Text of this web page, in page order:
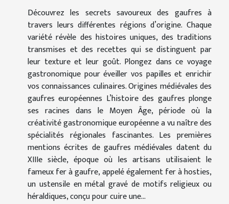
Découvrez les secrets savoureux des gaufres à
travers leurs différentes régions d’origine. Chaque
variété révèle des histoires uniques, des traditions
transmises et des recettes qui se distinguent par
leur texture et leur goût. Plongez dans ce voyage
gastronomique pour éveiller vos papilles et enrichir
vos connaissances culinaires. Origines médiévales des
gaufres européennes L’histoire des gaufres plonge
ses racines dans le Moyen Âge, période où la
créativité gastronomique européenne a vu naître des
spécialités régionales fascinantes. Les premières
mentions écrites de gaufres médiévales datent du
XIIIe siècle, époque où les artisans utilisaient le
fameux fer à gaufre, appelé également fer à hosties,
un ustensile en métal gravé de motifs religieux ou
héraldiques, conçu pour cuire une...